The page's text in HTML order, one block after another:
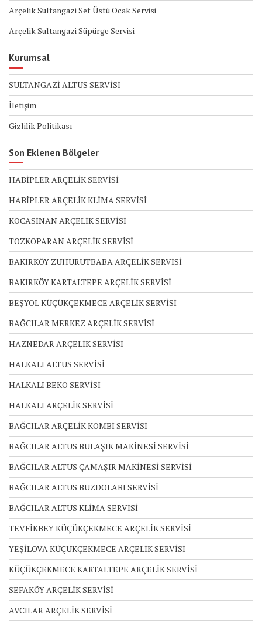
Arçelik Sultangazi Set Üstü Ocak Servisi
Arçelik Sultangazi Süpürge Servisi
Kurumsal
SULTANGAZİ ALTUS SERVİSİ
İletişim
Gizlilik Politikası
Son Eklenen Bölgeler
HABİPLER ARÇELİK SERVİSİ
HABİPLER ARÇELİK KLİMA SERVİSİ
KOCASİNAN ARÇELİK SERVİSİ
TOZKOPARAN ARÇELİK SERVİSİ
BAKIRKÖY ZUHURUTBABA ARÇELİK SERVİSİ
BAKIRKÖY KARTALTEPE ARÇELİK SERVİSİ
BEŞYOL KÜÇÜKÇEKMECE ARÇELİK SERVİSİ
BAĞCILAR MERKEZ ARÇELİK SERVİSİ
HAZNEDAR ARÇELİK SERVİSİ
HALKALI ALTUS SERVİSİ
HALKALI BEKO SERVİSİ
HALKALI ARÇELİK SERVİSİ
BAĞCILAR ARÇELİK KOMBİ SERVİSİ
BAĞCILAR ALTUS BULAŞIK MAKİNESİ SERVİSİ
BAĞCILAR ALTUS ÇAMAŞIR MAKİNESİ SERVİSİ
BAĞCILAR ALTUS BUZDOLABI SERVİSİ
BAĞCILAR ALTUS KLİMA SERVİSİ
TEVFİKBEY KÜÇÜKÇEKMECE ARÇELİK SERVİSİ
YEŞİLOVA KÜÇÜKÇEKMECE ARÇELİK SERVİSİ
KÜÇÜKÇEKMECE KARTALTEPE ARÇELİK SERVİSİ
SEFAKÖY ARÇELİK SERVİSİ
AVCILAR ARÇELİK SERVİSİ